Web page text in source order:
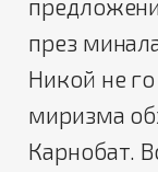
през
Никой не
миризма
Карнобат.